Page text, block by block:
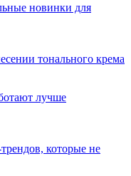
новинки для
тонального крема
лучше
которые не